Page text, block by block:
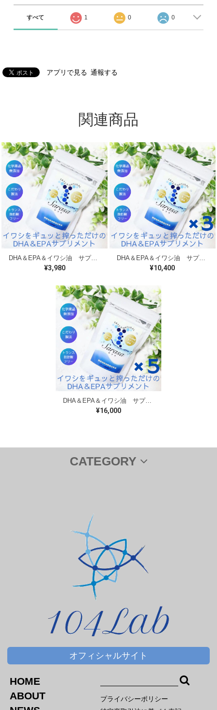
すべて 1 0 0
アプリで見る 通報する
関連商品
DHA＆EPA＆イワシ油 サプリメント Sarasa サラサ150粒
¥3,980
DHA＆EPA＆イワシ油 サプリメント Sarasa サラサ150粒 ３個セット
¥10,400
DHA＆EPA＆イワシ油 サプリメント Sarasa サラサ150粒 5個セット
¥16,000
CATEGORY
オフィシャルサイト
HOME
ABOUT
プライバシーポリシー